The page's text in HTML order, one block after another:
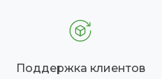
Поддержка клиентов